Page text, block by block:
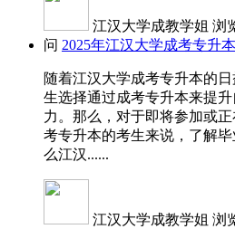
江汉大学成教学姐 浏
问 2025年江汉大学成考专升
随着江汉大学成考专升本的
生选择通过成考专升本来提
力。那么，对于即将参加或
考专升本的考生来说，了解
么江汉......
江汉大学成教学姐 浏